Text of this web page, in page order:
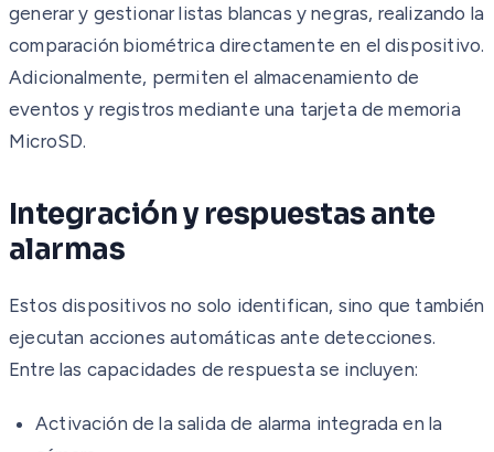
generar y gestionar listas blancas y negras, realizando la
comparación biométrica directamente en el dispositivo.
Adicionalmente, permiten el almacenamiento de
eventos y registros mediante una tarjeta de memoria
MicroSD.
Integración y respuestas ante
alarmas
Estos dispositivos no solo identifican, sino que también
ejecutan acciones automáticas ante detecciones.
Entre las capacidades de respuesta se incluyen:
Activación de la salida de alarma integrada en la